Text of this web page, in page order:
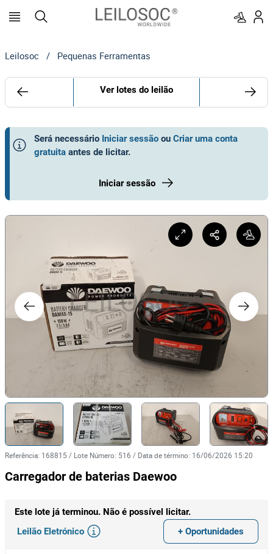
Leilosoc / Pequenas Ferramentas
Ver lotes do leilão
Será necessário Iniciar sessão ou Criar uma conta
gratuita antes de licitar.
Iniciar sessão
Referência: 168815 / Lote Número: 516 / Data de término: 16/06/2026 15:20
Carregador de baterias Daewoo
Este lote já terminou. Não é possível licitar.
Leilão Eletrónico
+ Oportunidades